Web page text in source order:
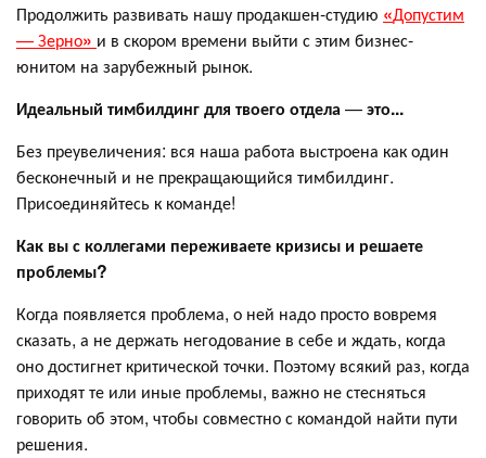
Продолжить развивать нашу продакшен-студию «Допустим
— Зерно» и в скором времени выйти с этим бизнес-
юнитом на зарубежный рынок.
Идеальный тимбилдинг для твоего отдела —это...
Без преувеличения: вся наша работа выстроена как один
бесконечный и не прекращающийся тимбилдинг.
Присоединяйтесь к команде!
Как вы с коллегами переживаете кризисы и решаете
проблемы?
Когда появляется проблема, о ней надо просто вовремя
сказать, а не держать негодование в себе и ждать, когда
оно достигнет критической точки. Поэтому всякий раз, когда
приходят те или иные проблемы, важно не стесняться
говорить об этом, чтобы совместно с командой найти пути
решения.